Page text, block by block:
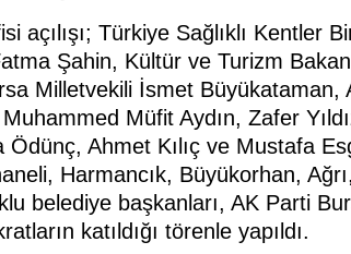
açılışı; Türkiye Sağlıklı Kentler
Şahin, Kültür ve Turizm Bakan
Milletvekili İsmet Büyükataman,
Müfit Aydın, Zafer
Ahmet Kılıç ve Mustafa
Harmancık, Büyükorhan,
belediye başkanları, AK Parti
katıldığı törenle yapıldı.